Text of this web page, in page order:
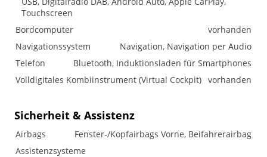
Touchscreen
Bordcomputer
vorhanden
Navigationssystem
Navigation, Navigation per Audio
Telefon
Bluetooth, Induktionsladen für Smartphones
Volldigitales Kombiinstrument (Virtual Cockpit) vorhanden
Sicherheit & Assistenz
Airbags
Fenster-/Kopfairbags Vorne, Beifahrerairbag
Assistenzsysteme